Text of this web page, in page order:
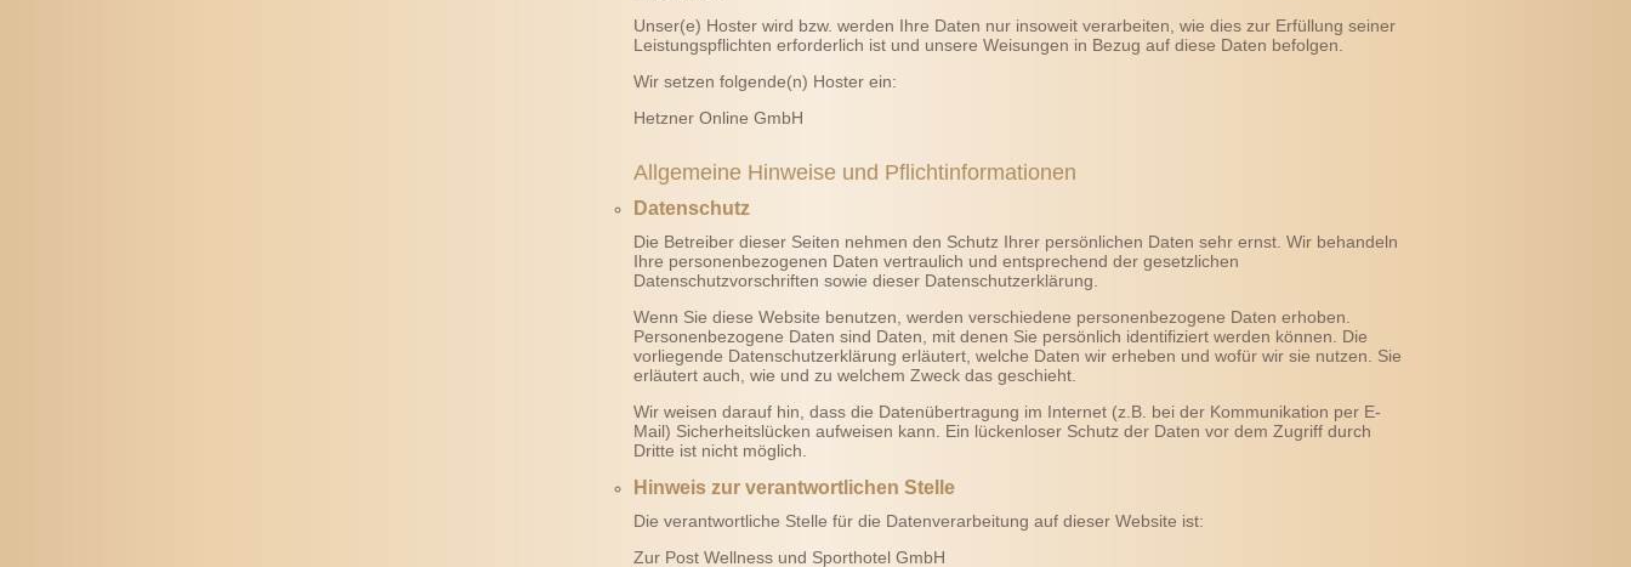
Unser(e) Hoster wird bzw. werden Ihre Daten nur insoweit verarbeiten, wie dies zur Erfüllung seiner
Leistungspflichten erforderlich ist und unsere Weisungen in Bezug auf diese Daten befolgen.
Wir setzen folgende(n) Hoster ein:
Hetzner Online GmbH
Allgemeine Hinweise und Pflichtinformationen
Datenschutz
Die Betreiber dieser Seiten nehmen den Schutz Ihrer persönlichen Daten sehr ernst. Wir behandeln
Ihre personenbezogenen Daten vertraulich und entsprechend der gesetzlichen
Datenschutzvorschriften sowie dieser Datenschutzerklärung.
Wenn Sie diese Website benutzen, werden verschiedene personenbezogene Daten erhoben.
Personenbezogene Daten sind Daten, mit denen Sie persönlich identifiziert werden können. Die
vorliegende Datenschutzerklärung erläutert, welche Daten wir erheben und wofür wir sie nutzen. Sie
erläutert auch, wie und zu welchem Zweck das geschieht.
Wir weisen darauf hin, dass die Datenübertragung im Internet (z.B. bei der Kommunikation per E-
Mail) Sicherheitslücken aufweisen kann. Ein lückenloser Schutz der Daten vor dem Zugriff durch
Dritte ist nicht möglich.
Hinweis zur verantwortlichen Stelle
Die verantwortliche Stelle für die Datenverarbeitung auf dieser Website ist:
Zur Post Wellness und Sporthotel GmbH